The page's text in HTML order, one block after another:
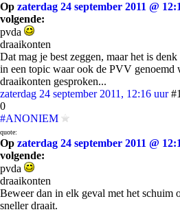
Op zaterdag 24 september 2011 @
volgende:
pvda
draaikonten
Dat mag je best zeggen, maar het is
in een topic waar ook de PVV genoemd
draaikonten gesproken...
zaterdag 24 september 2011, 12:16 uur
0
#ANONIEM
quote:
Op zaterdag 24 september 2011 @
volgende:
pvda
draaikonten
Beweer dan in elk geval met het schuim
sneller draait.